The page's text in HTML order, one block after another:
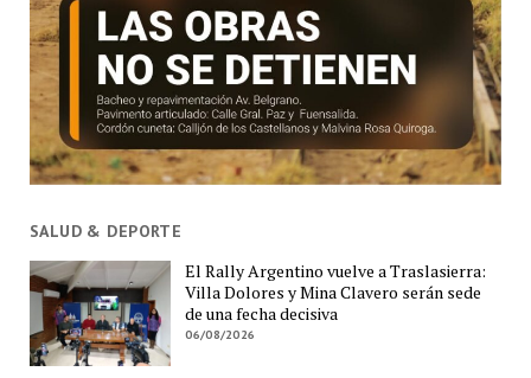
SALUD & DEPORTE
El Rally Argentino vuelve a Traslasierra:
Villa Dolores y Mina Clavero serán sede
de una fecha decisiva
06/08/2026